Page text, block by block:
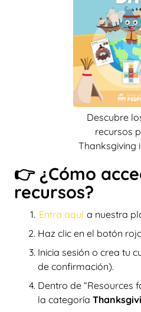
Descubre
recursos
Thanksgiving
👉 ¿Cómo
recursos?
Entra aquí a nuestra
Haz clic en el botón
Inicia sesión o crea tu
de confirmación).
Dentro de “Resources
la categoría